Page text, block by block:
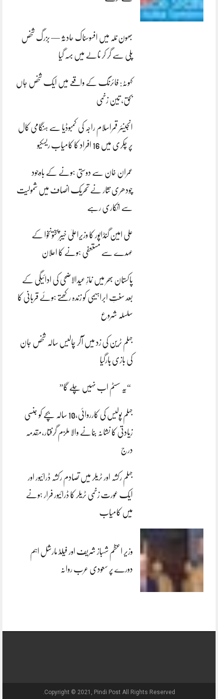
بھون نلہ میں افسوسناک حادثہ — بزرگ شخص
پلی سے گر کر نالے میں بہہ گیا
کہوٹہ: فائرنگ کے واقعے میں ایک شخص جاں
بحق، تین زخمی
انجینئر قمراسلام راجہ کی کمبوڈیا سے ہنگامی کال
پر چکری میں 16 افراد کا کامیاب ریسکیو
عمران خان سے دوستی ہونے کے باوجود
چودھری نثار نے تحریک انصاف میں شمولیت
سے انکاری رہے
علی امین گنڈاپور کا وزیراعلیٰ خیبرپختونخوا کے
عہدے سے مستعفی ہونے کا اعلان
پاکستان بھر میں نمازِ عیدالاضحی کی ادائیگی کے
بعد سنتِ ابراہیمی کو زندہ رکھتے ہوئے قربانی کا
سلسلہ شروع
جہلم ٹرین کی زد میں آکر چالیس سالہ شخص جان
کی بازی ہارگیا
“یہ سسٹم اب نہیں چلے گا”
جہلم پولیس کی کارروائی،10 سالہ بچے کو جنسی
زیادتی کا نشانہ بنانے والا ملزم گرفتار،مقدمہ
درج
جہلم رکشہ اور ٹریلر میں تصادم رکشہ ڈرائیور اور
ایک عورت زخمی ٹریلر کا ڈرائیور فرار ہونے
میں کامیاب
وزیر اعظم شہباز شریف اور فیلڈ مارشل اہم
دورے پر سعودی عرب روانہ
Copyright © 2021, Pindi Post All Rights Reserved.